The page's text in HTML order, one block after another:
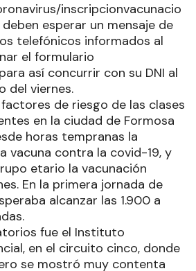
inscripcionvacunacio
esperar un mensaje de
telefónicos informados al
el formulario
así concurrir con su DNI al
del viernes.
de riesgo de las clases
en la ciudad de Formosa
horas tempranas la
vacuna contra la covid-19, y
etario la vacunación
En la primera jornada de
alcanzar las 1.900 a
fue el Instituto
en el circuito cinco, donde
se mostró muy contenta